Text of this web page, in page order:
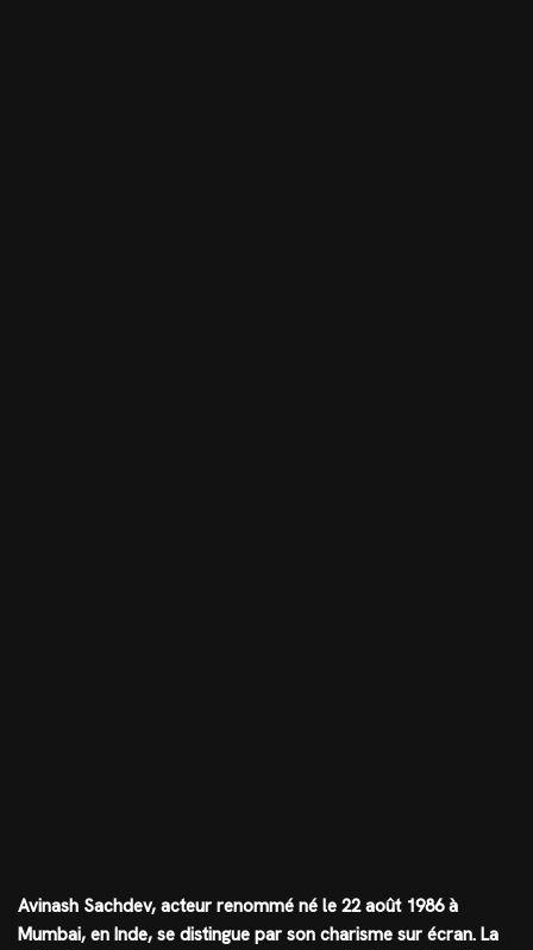
Avinash Sachdev, acteur renommé né le 22 août 1986 à
Mumbai, en Inde, se distingue par son charisme sur écran. La